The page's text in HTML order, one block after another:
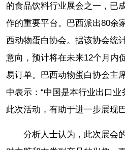
的食品饮料行业展会之一，已
作的重要平台。巴西派出80余
西动物蛋白协会。据该协会统
意向，预计将在未来12个月内
易订单。巴西动物蛋白协会主
中表示：“中国是本行业出口
此次活动，有助于进一步展现
分析人士认为，此次展会